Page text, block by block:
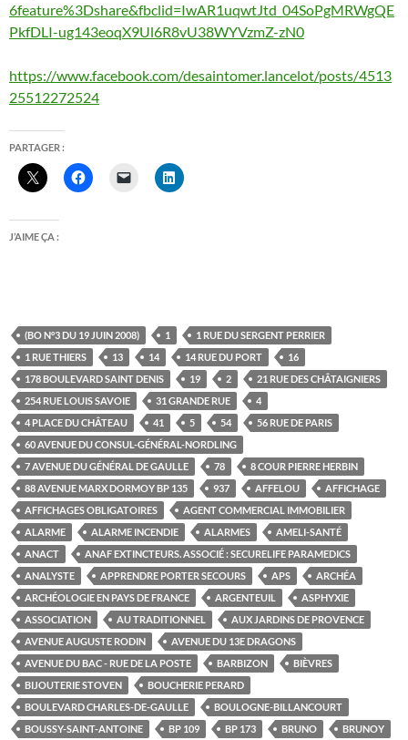
6feature%3Dshare&fbclid=IwAR1uqwtJtd_04SoPgMRWgQE
PkfDLI-ug143eoqX9Ul6R8vU38WYVzmZ-zN0
https://www.facebook.com/desaintomer.lancelot/posts/4513
25512272524
PARTAGER :
J’AIME ÇA :
(BO N°3 DU 19 JUIN 2008) 1
1 RUE DU SERGENT PERRIER
1 RUE THIERS
13 14 14 RUE DU PORT
16
178 BOULEVARD SAINT DENIS
19 2
21 RUE DES CHÂTAIGNIERS
254 RUE LOUIS SAVOIE
31 GRANDE RUE
4
4 PLACE DU CHÂTEAU
41 5 54
56 RUE DE PARIS
60 AVENUE DU CONSUL-GÉNÉRAL-NORDLING
7 AVENUE DU GÉNÉRAL DE GAULLE
78
8 COUR PIERRE HERBIN
88 AVENUE MARX DORMOY BP 135
937 AFFELOU
AFFICHAGE
AFFICHAGES OBLIGATOIRES
AGENT COMMERCIAL IMMOBILIER
ALARME
ALARME INCENDIE ALARMES
AMELI-SANTÉ
ANACT
ANAF EXTINCTEURS. ASSOCIÉ : SECURELIFE PARAMEDICS
ANALYSTE
APPRENDRE PORTER SECOURS APS
ARCHÉA
ARCHÉOLOGIE EN PAYS DE FRANCE
ARGENTEUIL
ASPHYXIE
ASSOCIATION
AU TRADITIONNEL
AUX JARDINS DE PROVENCE
AVENUE AUGUSTE RODIN
AVENUE DU 13E DRAGONS
AVENUE DU BAC - RUE DE LA POSTE
BARBIZON
BIÈVRES
BIJOUTERIE STOVEN
BOUCHERIE PERARD
BOULEVARD CHARLES-DE-GAULLE
BOULOGNE-BILLANCOURT
BOUSSY-SAINT-ANTOINE
BP 109 BP 173 BRUNO
BRUNOY